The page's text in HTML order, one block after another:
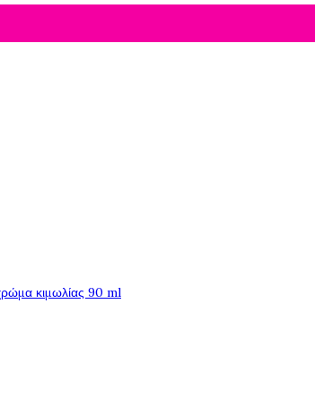
κιμωλίας 90 ml